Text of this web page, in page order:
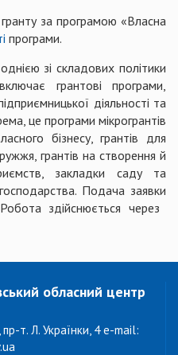
за програмою «Власна
програми.
зі складових політики
грантові програми,
діяльності та
це програми мікрогрантів
бізнесу, грантів для
грантів на створення й
закладки саду та
Подача заявки
здійснюється через
обласний центр
т. Л. Українки, 4 e-mail: